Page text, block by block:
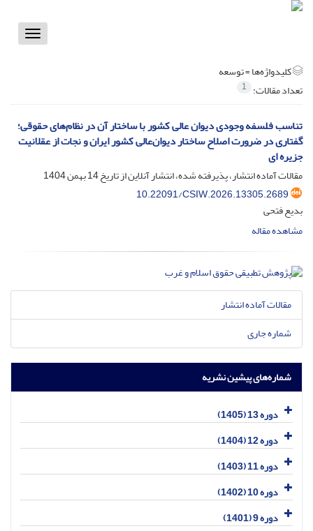
Toggle
کلیدواژه‌ها =توسعه
تعداد مقالات: 1
تناسب فلسفه وجودی دیوان عالی کشور با ساختار آن در نظام‌های حقوقی؛
گفتاری در ضرورت اصلاح ساختار دیوان‌‌عالی کشور ایران و نجات از عقلانیت
جزیره ای
مقالات آماده انتشار، پذیرفته شده، انتشار آنلاین از تاریخ14 بهمن 1404
10.22091/CSIW.2026.13305.2689
بدیع فتحی
مشاهده مقاله
مقالات آماده انتشار
شماره جاری
شماره‌های پیشین نشریه
دوره 13 (1405)
دوره 12 (1404)
دوره 11 (1403)
دوره 10 (1402)
دوره 9 (1401)